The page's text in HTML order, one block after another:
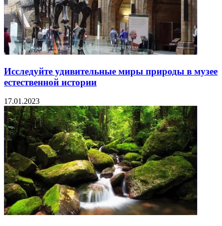
Исследуйте удивительные миры природы в музее
естественной истории
17.01.2023